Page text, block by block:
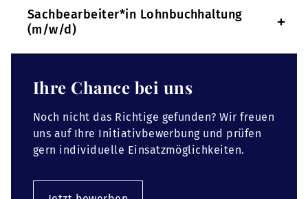
Sachbearbeiter*in Lohnbuchhaltung
(m/w/d)
+
Ihre Chance bei uns
Noch nicht das Richtige gefunden? Wir freuen
uns auf Ihre Initiativbewerbung und prüfen
gern individuelle Einsatzmöglichkeiten.